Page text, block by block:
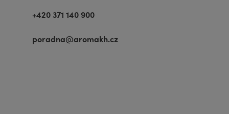
+420 371 140 900
poradna@aromakh.cz